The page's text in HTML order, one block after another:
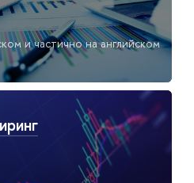
и частично на английском